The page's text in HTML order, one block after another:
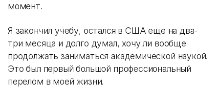
момент.
Я закончил учебу, остался в США еще на два-
три месяца и долго думал, хочу ли вообще
продолжать заниматься академической наукой.
Это был первый большой профессиональный
перелом в моей жизни.